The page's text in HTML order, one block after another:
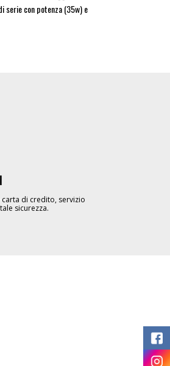
serie con potenza (35w) e
di credito, servizio
sicurezza.